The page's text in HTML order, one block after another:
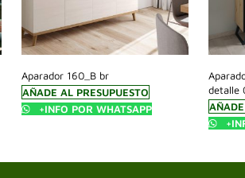
Aparador 160_B br
AÑADE AL PRESUPUESTO
+INFO POR WHATSAPP
detalle